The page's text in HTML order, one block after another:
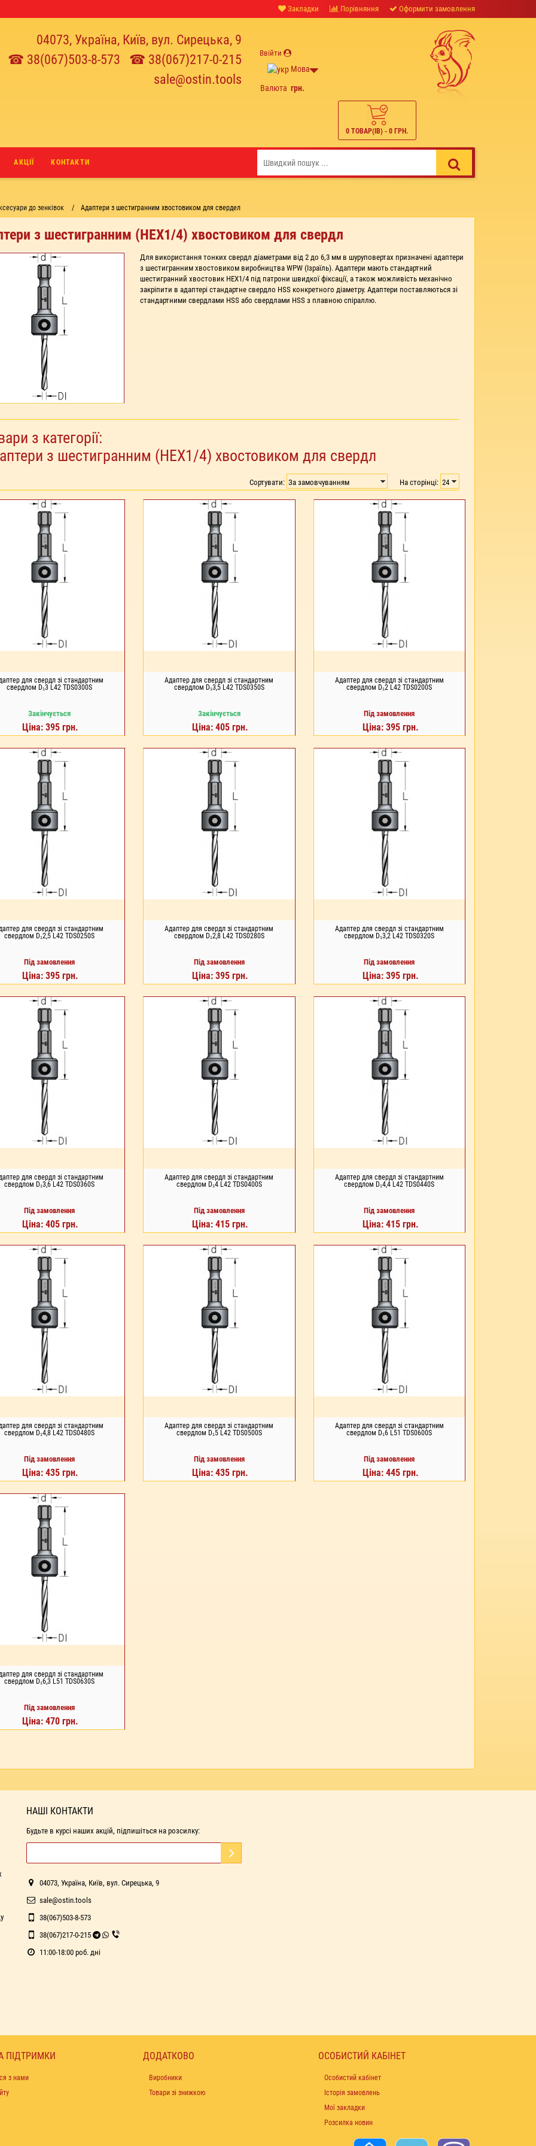
Закладки Порівняння Оформити замовлення
04073, Україна, Київ, вул. Сирецька, 9
☎ 38(067)503-8-573
☎ 38(067)217-0-215
sale@ostin.tools
Ввійти
Мова
Валюта грн.
0 ТОВАР(ІВ) - 0 ГРН.
АКЦІЇ КОНТАКТИ
до зенківок Адаптери з шестигранним хвостовиком для свердел
з шестигранним (HEX1/4) хвостовиком для свердл
Для використання тонких свердл діаметрами від 2 до 6,3 мм в шуруповертах призначені адаптери
з шестигранним хвостовиком виробництва WPW (Ізраїль). Адаптери мають стандартний
шестигранний хвостовик HEX1/4 під патрони швидкої фіксації, а також можливість механічно
закріпити в адаптері стандартне свердло HSS конкретного діаметру. Адаптери поставляються зі
стандартними свердлами HSS або свердлами HSS з плавною спіраллю.
з категорії:
з шестигранним (HEX1/4) хвостовиком для свердл
На сторінці:
Сортувати:
для свердл зі стандартним
свердлом D₁3 L42 TDS0300S
Закінчується
Ціна: 395 грн.
ДО КОШИКА
Адаптер для свердл зі стандартним
свердлом D₁3,5 L42 TDS0350S
Закінчується
Ціна: 405 грн.
ДО КОШИКА
Адаптер для свердл зі стандартним
свердлом D₁2 L42 TDS0200S
Під замовлення
Ціна: 395 грн.
ПІД ЗАМОВЛЕННЯ
для свердл зі стандартним
свердлом D₁2,5 L42 TDS0250S
Під замовлення
Ціна: 395 грн.
ЗАМОВЛЕННЯ
Адаптер для свердл зі стандартним
свердлом D₁2,8 L42 TDS0280S
Під замовлення
Ціна: 395 грн.
ПІД ЗАМОВЛЕННЯ
Адаптер для свердл зі стандартним
свердлом D₁3,2 L42 TDS0320S
Під замовлення
Ціна: 395 грн.
ПІД ЗАМОВЛЕННЯ
для свердл зі стандартним
свердлом D₁3,6 L42 TDS0360S
Під замовлення
Ціна: 405 грн.
ЗАМОВЛЕННЯ
Адаптер для свердл зі стандартним
свердлом D₁4 L42 TDS0400S
Під замовлення
Ціна: 415 грн.
ПІД ЗАМОВЛЕННЯ
Адаптер для свердл зі стандартним
свердлом D₁4,4 L42 TDS0440S
Під замовлення
Ціна: 415 грн.
ПІД ЗАМОВЛЕННЯ
для свердл зі стандартним
свердлом D₁4,8 L42 TDS0480S
Під замовлення
Ціна: 435 грн.
ЗАМОВЛЕННЯ
Адаптер для свердл зі стандартним
свердлом D₁5 L42 TDS0500S
Під замовлення
Ціна: 435 грн.
Адаптер для свердл зі стандартним
свердлом D₁6 L51 TDS0600S
Під замовлення
Ціна: 445 грн.
для свердл зі стандартним
свердлом D₁6,3 L51 TDS0630S
Під замовлення
Ціна: 470 грн.
НАШІ КОНТАКТИ
Будьте в курсі наших акцій, підпишіться на розсилку:
04073, Україна, Київ, вул. Сирецька, 9
sale@ostin.tools
38(067)503-8-573
38(067)217-0-215
11:00-18:00 роб. дні
ПІДТРИМКИ
з нами
ДОДАТКОВО
Виробники
Товари зі знижкою
ОСОБИСТИЙ КАБІНЕТ
Особистий кабінет
Історія замовлень
Мої закладки
Розсилка новин